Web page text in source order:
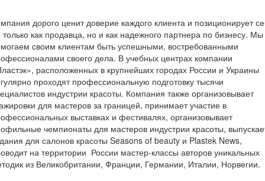
дорого ценит доверие каждого клиента и позиционирует
только как продавца, но и как надежного партнера по бизнесу. Мы
своим клиентам быть успешными, востребованными
своего дела. В учебных цен­трах компании
расположенных в крупнейших городах России и Укра­ины
проходят профессиональную подготовку тыся­чи
индустрии красоты. Компания также организовывает
для мастеров за границей, принимает участие в
выставках и фестивалях, организовывает
чемпионаты для мастеров индустрии красоты,
для салонов красоты Seasons of beauty и Plastek News,
на территории России мастер-классы авторов уникальных
из Ве­ликобритании, Франции, Гер­мании, Италии, Норвегии.